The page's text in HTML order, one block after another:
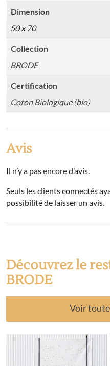
Dimension
50 x 70
Collection
BRODE
Certification
Coton Biologique (bio)
Avis
Il n’y a pas encore d’avis.
Seuls les clients connectés
possibilité de laisser un avis.
Découvrez le
BRODE
Voir